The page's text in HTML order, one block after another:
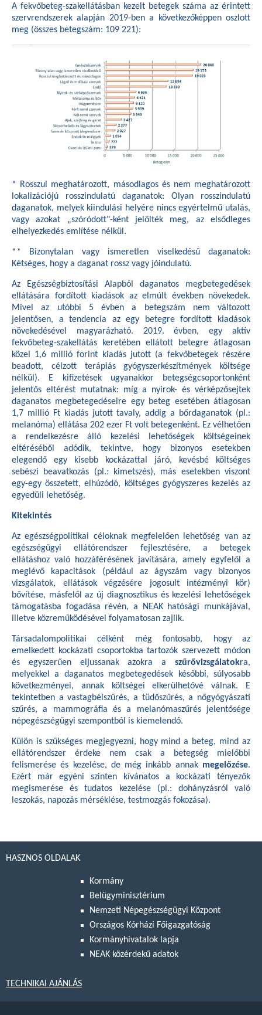
A fekvőbeteg-szakellátásban kezelt betegek száma az érintett
szervrendszerek alapján 2019-ben a következőképpen oszlott
meg (összes betegszám: 109 221):
* Rosszul meghatározott, másodlagos és nem meghatározott
lokalizációjú rosszindulatú daganatok: Olyan rosszindulatú
daganatok, melyek kiindulási helyére nincs egyértelmű utalás,
vagy azokat „szóródott"-ként jelölték meg, az elsődleges
elhelyezkedés említése nélkül.
** Bizonytalan vagy ismeretlen viselkedésű daganatok:
Kétséges, hogy a daganat rossz vagy jóindulatú.
Az Egészségbiztosítási Alapból daganatos megbetegedések
ellátására fordított kiadások az elmúlt években növekedek.
Mivel az utóbbi 5 évben a betegszám nem változott
jelentősen, a tendencia az egy betegre fordított kiadások
növekedésével magyarázható. 2019. évben, egy aktív
fekvőbeteg-szakellátás keretében ellátott betegre átlagosan
közel 1,6 millió forint kiadás jutott (a fekvőbetegek részére
beadott, célzott terápiás gyógyszerkészítmények költsége
nélkül). E kifizetések ugyanakkor betegségcsoportonként
jelentős eltérést mutatnak: míg a nyirok- és vérképzősejtek
daganatos megbetegedéseire egy beteg esetében átlagosan
1,7 millió Ft kiadás jutott tavaly, addig a bőrdaganatok (pl.:
melanóma) ellátása 202 ezer Ft volt betegenként. Ez vélhetően
a rendelkezésre álló kezelési lehetőségek költségeinek
eltéréséből adódik, tekintve, hogy bizonyos esetekben
elegendő egy kisebb kockázattal járó, kevésbé költséges
sebészi beavatkozás (pl.: kimetszés), más esetekben viszont
egy-egy összetett, elhúzódó, költséges gyógyszeres kezelés az
egyedüli lehetőség.
Kitekintés
Az egészségpolitikai céloknak megfelelően lehetőség van az
egészségügyi ellátórendszer fejlesztésére, a betegek
ellátáshoz való hozzáférésének javítására, amely egyfelől a
meglévő kapacitások (például az ágyszám vagy bizonyos
vizsgálatok, ellátások végzésére jogosult intézményi kör)
bővítése, másfelől az új diagnosztikus és kezelési lehetőségek
támogatásba fogadása révén, a NEAK hatósági munkájával,
illetve közreműködésével folyamatosan zajlik.
Társadalompolitikai célként még fontosabb, hogy az
emelkedett kockázati csoportokba tartozók szervezett módon
és egyszerűen eljussanak azokra a szűrővizsgálatokra,
melyekkel a daganatos megbetegedések későbbi, súlyosabb
következményei, annak költségei elkerülhetővé válnak. E
tekintetben a vastagbélszűrés, a tüdőszűrés, a nőgyógyászati
szűrés, a mammográfia és a melanómaszűrés jelentősége
népegészségügyi szempontból is kiemelendő.
Külön is szükséges megjegyezni, hogy mind a beteg, mind az
ellátórendszer érdeke nem csak a betegség mielőbbi
felismerése és kezelése, de még inkább annak megelőzése.
Ezért már egyéni szinten kívánatos a kockázati tényezők
megismerése és tudatos kezelése (pl.: dohányzásról való
leszokás, napozás mérséklése, testmozgás fokozása).
HASZNOS OLDALAK
Kormány
Belügyminisztérium
Nemzeti Népegészségügyi Központ
Országos Kórházi Főigazgatóság
Kormányhivatalok lapja
NEAK közérdekű adatok
TECHNIKAI AJÁNLÁS